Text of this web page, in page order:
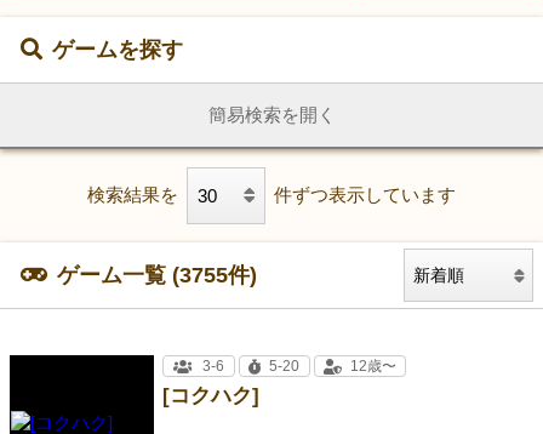
ゲームを探す
簡易検索を開く
検索結果を 件ずつ表示しています
ゲーム一覧 (3755件)
[コクハク]
3-6 5-20 12歳〜